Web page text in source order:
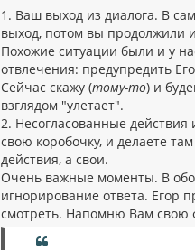
е
1. Ваш выход из диалога. В
выход, потом вы продолжили
Похожие ситуации были и у
отвлечения: предупредить
Сейчас скажу (тому-то) и
взглядом "улетает".
2. Несогласованные
свою коробочку, и делаете
действия, а свои.
Очень важные моменты. В
игнорирование ответа. Егор
смотреть. Напомню Вам свою